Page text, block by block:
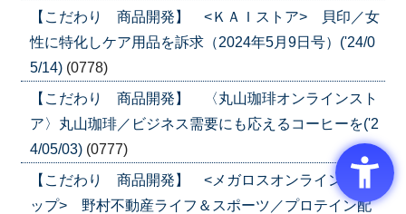
【こだわり 商品開発】 <ＫＡＩストア> 貝印／女
性に特化しケア用品を訴求（2024年5月9日号）('24/0
5/14) (0778)
【こだわり 商品開発】 〈丸山珈琲オンラインスト
ア〉丸山珈琲／ビジネス需要にも応えるコーヒーを('2
4/05/03) (0777)
【こだわり 商品開発】 <メガロスオンラインショ
ップ> 野村不動産ライフ＆スポーツ／プロテイン配